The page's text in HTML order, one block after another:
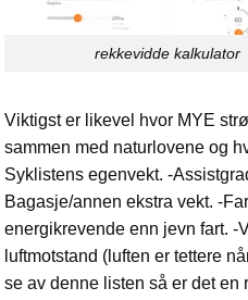
rekkevidde kalkulator
Viktigst er likevel hvor MYE
sammen med naturlovene og
Syklistens egenvekt. -
Bagasje/annen ekstra vekt. -
energikrevende enn jevn fart. -
luftmotstand (luften er tettere
se av denne listen så er det en